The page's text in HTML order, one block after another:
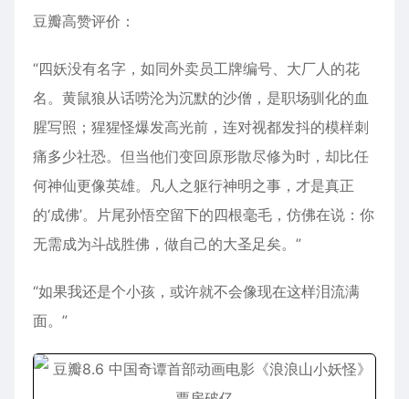
豆瓣高赞评价：
“四妖没有名字，如同外卖员工牌编号、大厂人的花
名。黄鼠狼从话唠沦为沉默的沙僧，是职场驯化的血
腥写照；猩猩怪爆发高光前，连对视都发抖的模样刺
痛多少社恐。但当他们变回原形散尽修为时，却比任
何神仙更像英雄。凡人之躯行神明之事，才是真正
的‘成佛’。片尾孙悟空留下的四根毫毛，仿佛在说：你
无需成为斗战胜佛，做自己的大圣足矣。”
“如果我还是个小孩，或许就不会像现在这样泪流满
面。”